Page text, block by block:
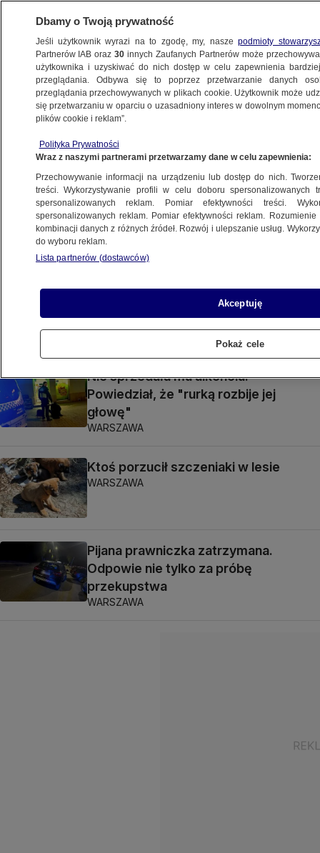
PRZESTĘPCZOŚĆ W WARSZAWIE
Dwa dni manipulacji, straciła całe
oszczędności
WARSZAWA
Zmieniła kolor włosów. Sądziła,
że to wystarczy
WARSZAWA
Zatrzymani po wyjściu z więzienia,
muszą opuścić Polskę
Nie sprzedała mu alkoholu.
Powiedział, że "rurką rozbije jej
głowę"
WARSZAWA
Ktoś porzucił szczeniaki w lesie
WARSZAWA
Pijana prawniczka zatrzymana.
Odpowie nie tylko za próbę
przekupstwa
WARSZAWA
Dbamy o Twoją prywatność
Jeśli użytkownik wyrazi na to zgodę, my, naszepodmioty
Partnerów IAB oraz30 innych Zaufanych Partnerów może
użytkownika i uzyskiwać do nich dostęp w celu zapewnienia
przeglądania. Odbywa się to poprzez przetwarzanie danych
przeglądania przechowywanych w plikach cookie. Użytkownik może
się przetwarzaniu w oparciu o uzasadniony interes w dowolnym
plików cookie i reklam”.
Polityka Prywatności
Wraz z naszymi partnerami przetwarzamy dane w celu zapewnienia:
Przechowywanie informacji na urządzeniu lub dostęp do nich.
treści. Wykorzystywanie profili w celu doboru spersonalizowanych
spersonalizowanych reklam. Pomiar efektywności treści.
spersonalizowanych reklam. Pomiar efektywności reklam.
kombinacji danych z różnych źródeł. Rozwój i ulepszanie usług.
do wyboru reklam.
Lista partnerów (dostawców)
Akceptuję
Pokaż cele